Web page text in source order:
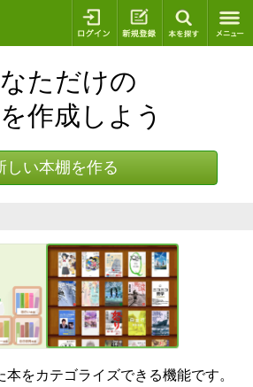
ログイン 新規登録
ただけの
作成しよう
しい本棚を作る
をカテゴライズできる機能です。